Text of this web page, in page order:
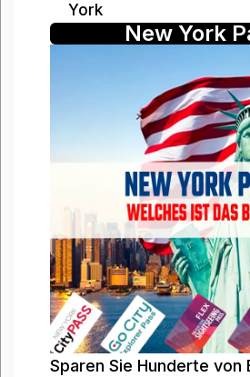
York
New York
Sparen Sie Hunderte von